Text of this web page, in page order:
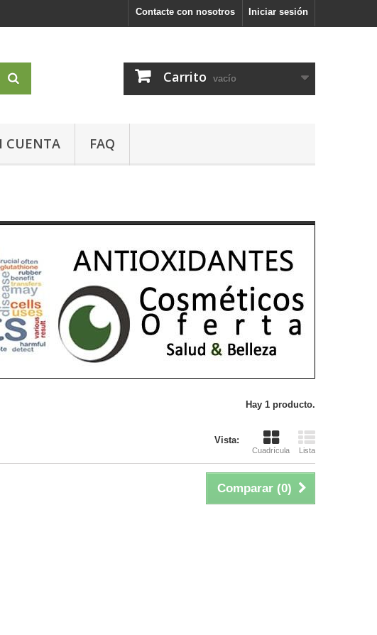
Iniciar sesión
Contacte con nosotros
Carrito vacío
CUENTA FAQ
Hay 1 producto.
Vista:
Cuadrícula Lista
Comparar (0)